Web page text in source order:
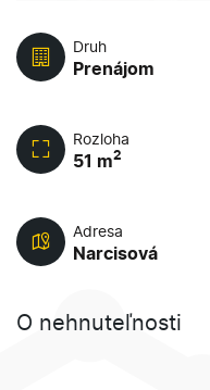
Druh
Prenájom
Rozloha
51 m2
Adresa
Narcisová
O nehnuteľnosti